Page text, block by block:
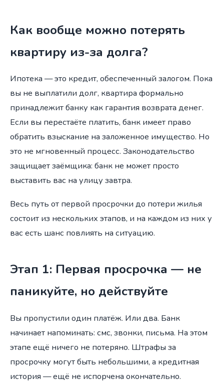
Как вообще можно потерять
квартиру из-за долга?
Ипотека — это кредит, обеспеченный залогом. Пока
вы не выплатили долг, квартира формально
принадлежит банку как гарантия возврата денег.
Если вы перестаёте платить, банк имеет право
обратить взыскание на заложенное имущество. Но
это не мгновенный процесс. Законодательство
защищает заёмщика: банк не может просто
выставить вас на улицу завтра.
Весь путь от первой просрочки до потери жилья
состоит из нескольких этапов, и на каждом из них у
вас есть шанс повлиять на ситуацию.
Этап 1: Первая просрочка — не
паникуйте, но действуйте
Вы пропустили один платёж. Или два. Банк
начинает напоминать: смс, звонки, письма. На этом
этапе ещё ничего не потеряно. Штрафы за
просрочку могут быть небольшими, а кредитная
история — ещё не испорчена окончательно.